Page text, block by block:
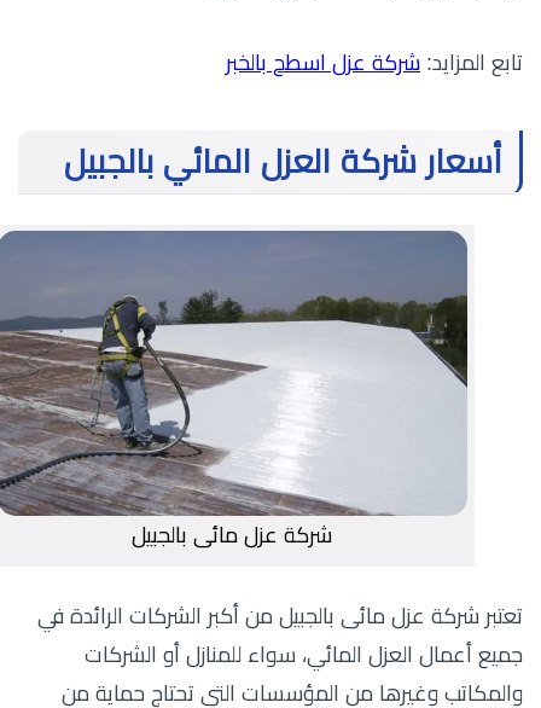
تابع المزايد:شركة عزل اسطح بالخبر
أسعار شركة العزل المائي بالجبيل
شركة عزل مائى بالجبيل
تعتبر شركة عزل مائى بالجبيل من أكبر الشركات الرائدة في
جميع أعمال العزل المائي، سواء للمنازل أو الشركات
والمكاتب وغيرها من المؤسسات التي تحتاج حماية من